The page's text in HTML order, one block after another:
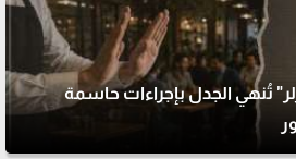
تُنهي الجدل بإجراءات حاسمة